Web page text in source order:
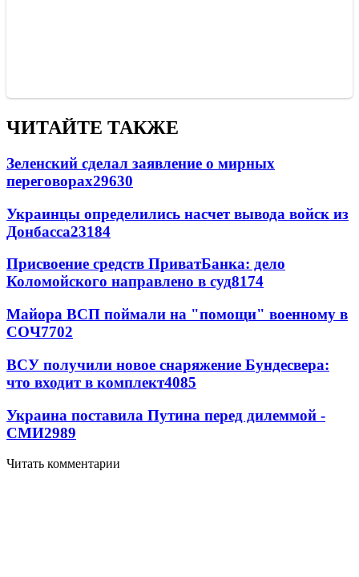
ЧИТАЙТЕ ТАКЖЕ
Зеленский сделал заявление о мирных
переговорах29630
Украинцы определились насчет вывода войск из
Донбасса23184
Присвоение средств ПриватБанка: дело
Коломойского направлено в суд8174
Майора ВСП поймали на "помощи" военному в
СОЧ7702
ВСУ получили новое снаряжение Бундесвера:
что входит в комплект4085
Украина поставила Путина перед дилеммой -
СМИ2989
Читать комментарии